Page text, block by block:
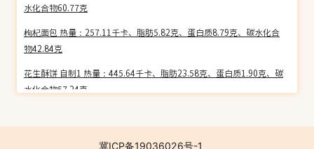
水化合物60.77克
枸杞面包 热量：257.11千卡、脂肪5.82克、蛋白质8.79克、碳水化合
物42.84克
花生酥饼 自制1 热量：445.64千卡、脂肪23.58克、蛋白质1.90克、碳
水化合物57.24克
合物48.66克
冀ICP备19036026号-1